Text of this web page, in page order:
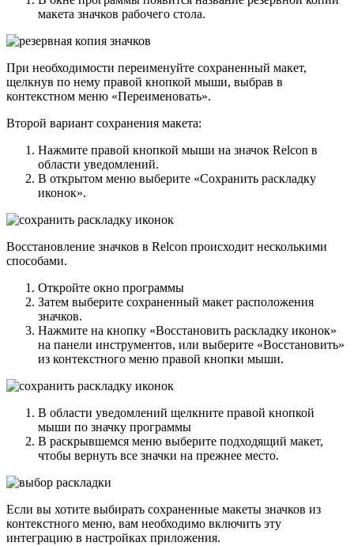
макета значков рабочего стола.
При необходимости переименуйте сохраненный макет,
щелкнув по нему правой кнопкой мыши, выбрав в
контекстном меню «Переименовать».
Второй вариант сохранения макета:
Нажмите правой кнопкой мыши на значок Relcon в
области уведомлений.
В открытом меню выберите «Сохранить раскладку
иконок».
Восстановление значков в Relcon происходит несколькими
способами.
Откройте окно программы
Затем выберите сохраненный макет расположения
значков.
Нажмите на кнопку «Восстановить раскладку иконок»
на панели инструментов, или выберите «Восстановить»
из контекстного меню правой кнопки мыши.
В области уведомлений щелкните правой кнопкой
мыши по значку программы
В раскрывшемся меню выберите подходящий макет,
чтобы вернуть все значки на прежнее место.
Если вы хотите выбирать сохраненные макеты значков из
контекстного меню, вам необходимо включить эту
интеграцию в настройках приложения.